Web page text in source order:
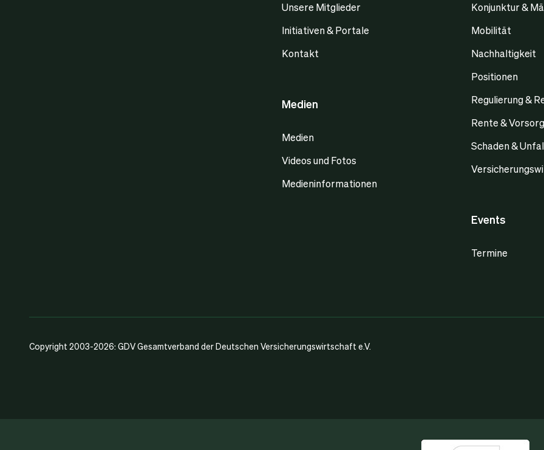
Unsere Mitglieder
Initiativen & Portale
Kontakt
Medien
Medien
Videos und Fotos
Medieninformationen
Konjunktur &
Mobilität
Nachhaltigkeit
Positionen
Regulierung &
Rente &
Schaden &
Events
Termine
Copyright 2003-2026: GDV Gesamtverband der Deutschen Versicherungswirtschaft e.V.